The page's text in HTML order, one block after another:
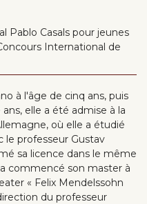
Pablo Casals pour jeunes
International de
à l'âge de cinq ans, puis
elle a été admise à la
où elle a étudié
professeur Gustav
sa licence dans le même
commencé son master à
« Felix Mendelssohn
du professeur